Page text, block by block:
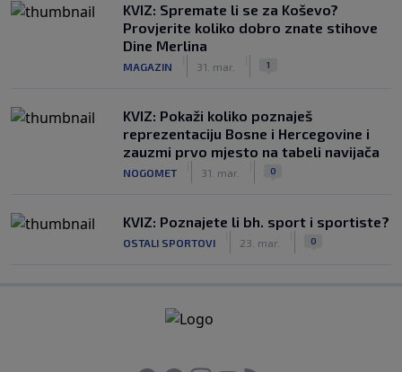
KVIZ: Spremate li se za Koševo?
Provjerite koliko dobro znate stihove
Dine Merlina
MAGAZIN 31. mar. 1
KVIZ: Pokaži koliko poznaješ
reprezentaciju Bosne i Hercegovine i
zauzmi prvo mjesto na tabeli navijača
NOGOMET 31. mar. 0
KVIZ: Poznajete li bh. sport i sportiste?
OSTALI SPORTOVI 23. mar. 0